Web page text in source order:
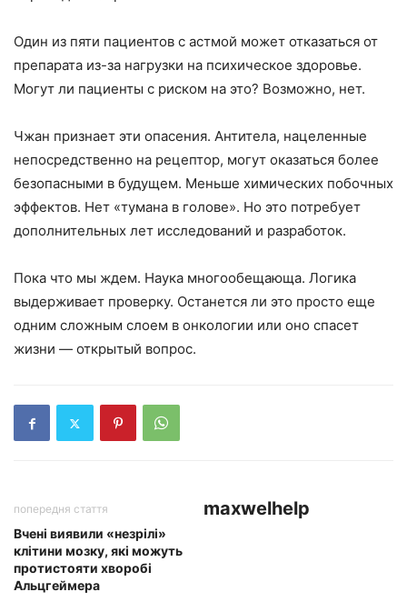
Один из пяти пациентов с астмой может отказаться от
препарата из-за нагрузки на психическое здоровье.
Могут ли пациенты с риском на это? Возможно, нет.
Чжан признает эти опасения. Антитела, нацеленные
непосредственно на рецептор, могут оказаться более
безопасными в будущем. Меньше химических побочных
эффектов. Нет «тумана в голове». Но это потребует
дополнительных лет исследований и разработок.
Пока что мы ждем. Наука многообещающа. Логика
выдерживает проверку. Останется ли это просто еще
одним сложным слоем в онкологии или оно спасет
жизни — открытый вопрос.
попередня стаття
Вчені виявили «незрілі»
клітини мозку, які можуть
протистояти хворобі
Альцгеймера
maxwelhelp